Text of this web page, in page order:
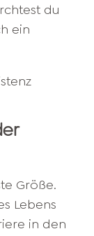
du
ein
Größe.
Lebens
in den